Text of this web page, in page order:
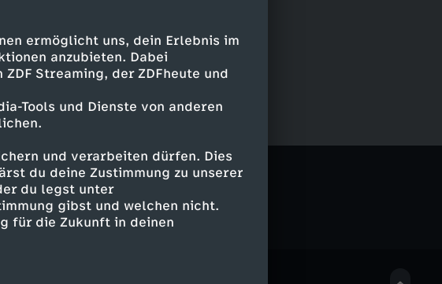
ermöglicht uns, dein Erlebnis im
anzubieten. Dabei
Streaming, der ZDFheute und
Tools und Dienste von anderen
und verarbeiten dürfen. Dies
du deine Zustimmung zu unserer
du legst unter
gibst und welchen nicht.
für die Zukunft in deinen
KiKA LIVE